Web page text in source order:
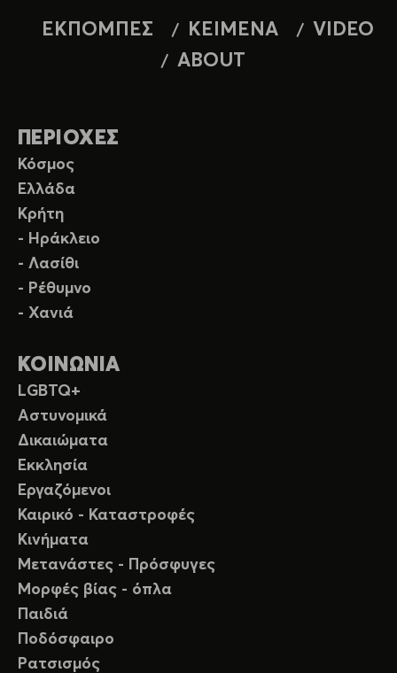
ΕΚΠΟΜΠΕΣ ΚΕΙΜΕΝΑ
VIDEO
ABOUT
ΠΕΡΙΟΧΕΣ
Κόσμος
Ελλάδα
Κρήτη
- Ηράκλειο
- Λασίθι
- Ρέθυμνο
- Χανιά
ΚΟΙΝΩΝΙΑ
LGBTQ+
Αστυνομικά
Δικαιώματα
Εκκλησία
Εργαζόμενοι
Καιρικό - Καταστροφές
Κινήματα
Μετανάστες - Πρόσφυγες
Μορφές βίας - όπλα
Παιδιά
Ποδόσφαιρο
Ρατσισμός